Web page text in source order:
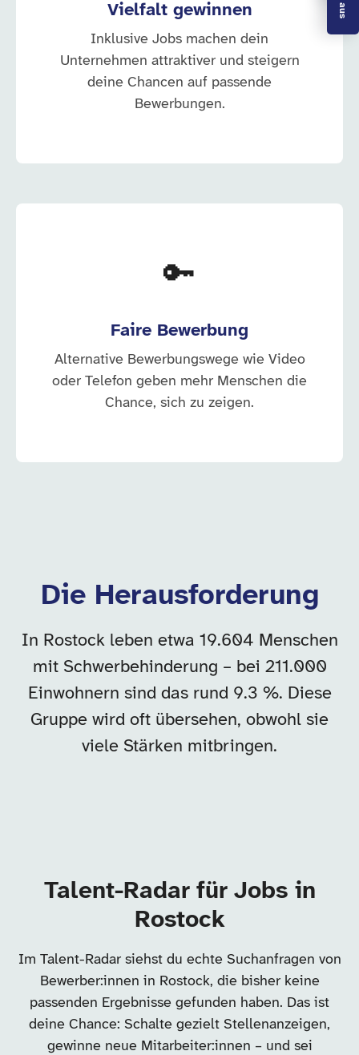
Vielfalt gewinnen
Inklusive Jobs machen dein
Unternehmen attraktiver und steigern
deine Chancen auf passende
Bewerbungen.
🔑
Faire Bewerbung
Alternative Bewerbungswege wie Video
oder Telefon geben mehr Menschen die
Chance, sich zu zeigen.
Die Herausforderung
In Rostock leben etwa 19.604 Menschen
mit Schwerbehinderung – bei 211.000
Einwohnern sind das rund 9.3 %. Diese
Gruppe wird oft übersehen, obwohl sie
viele Stärken mitbringen.
Talent-Radar für Jobs in
Rostock
Im Talent-Radar siehst du echte Suchanfragen von
Bewerber:innen in Rostock, die bisher keine
passenden Ergebnisse gefunden haben. Das ist
deine Chance: Schalte gezielt Stellenanzeigen,
gewinne neue Mitarbeiter:innen – und sei